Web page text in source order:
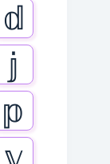
𝕕
𝕛
𝕡